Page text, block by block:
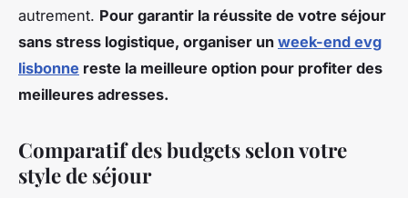
autrement. Pour garantir la réussite de votre séjour
sans stress logistique, organiser un week-end evg
lisbonne reste la meilleure option pour profiter des
meilleures adresses.
Comparatif des budgets selon votre
style de séjour